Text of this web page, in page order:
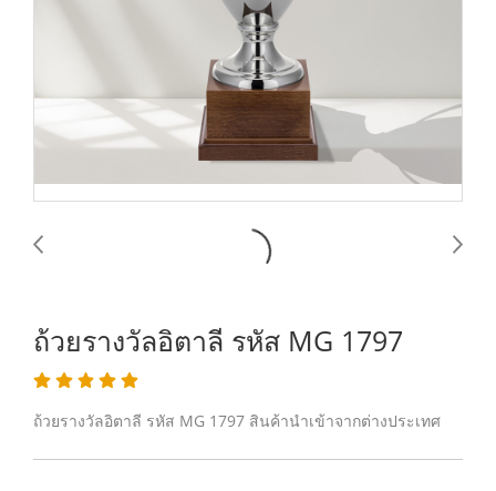
ถ้วยรางวัลอิตาลี รหัส MG 1797
ถ้วยรางวัลอิตาลี รหัส MG 1797 สินค้านำเข้าจากต่างประเทศ